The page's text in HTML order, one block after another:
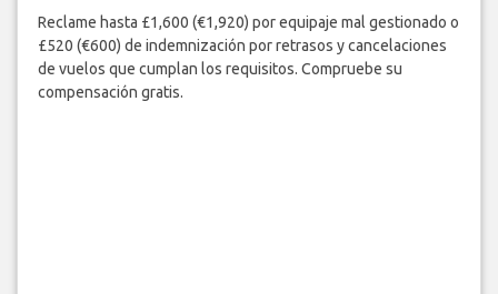
Reclame hasta £1,600 (€1,920) por equipaje mal gestionado o
£520 (€600) de indemnización por retrasos y cancelaciones
de vuelos que cumplan los requisitos. Compruebe su
compensación gratis.